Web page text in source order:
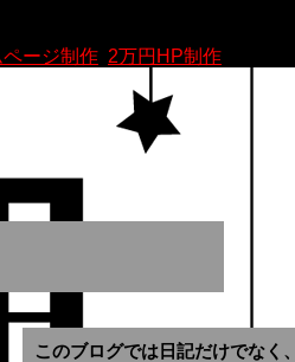
ページ制作 2万円HP制作
このブログでは日記だけでなく